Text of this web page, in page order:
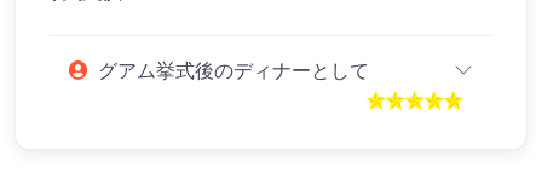
グアム挙式後のディナーとして